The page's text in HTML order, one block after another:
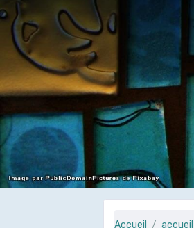
Accueil accueil